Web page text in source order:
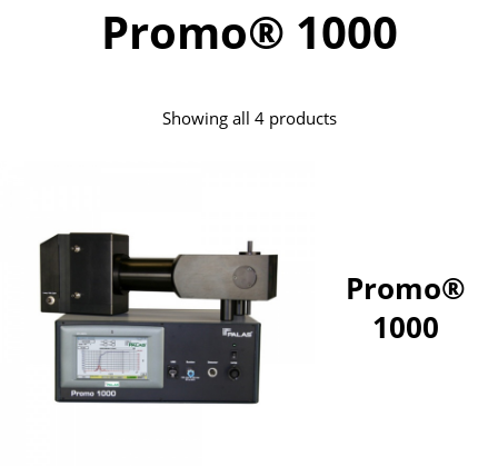
Promo® 1000
Showing all 4 products
Promo®
1000